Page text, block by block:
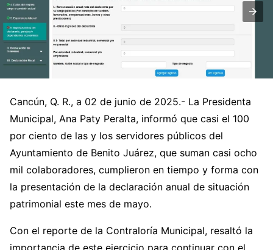
Cancún, Q. R., a 02 de junio de 2025.- La Presidenta
Municipal, Ana Paty Peralta, informó que casi el 100
por ciento de las y los servidores públicos del
Ayuntamiento de Benito Juárez, que suman casi ocho
mil colaboradores, cumplieron en tiempo y forma con
la presentación de la declaración anual de situación
patrimonial este mes de mayo.
Con el reporte de la Contraloría Municipal, resaltó la
importancia de este ejercicio para continuar con el